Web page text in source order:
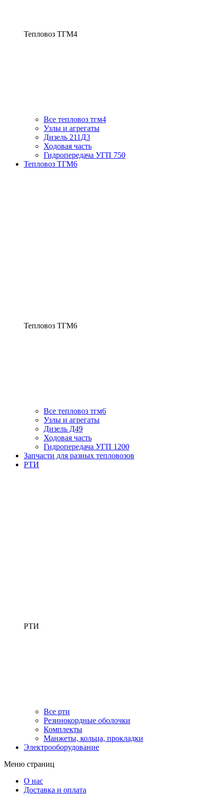
Тепловоз ТГМ4
Все тепловоз тгм4
Узлы и агрегаты
Дизель 211Д3
Ходовая часть
Гидропередача УГП 750
Тепловоз ТГМ6
Тепловоз ТГМ6
Все тепловоз тгм6
Узлы и агрегаты
Дизель Д49
Ходовая часть
Гидропередача УГП 1200
Запчасти для разных тепловозов
РТИ
РТИ
Все рти
Резинокордные оболочки
Комплекты
Манжеты, кольца, прокладки
Электрооборудование
Меню страниц
О нас
Доставка и оплата